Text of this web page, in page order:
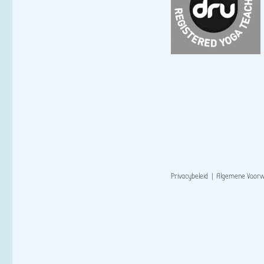
Privacybeleid |Algemene